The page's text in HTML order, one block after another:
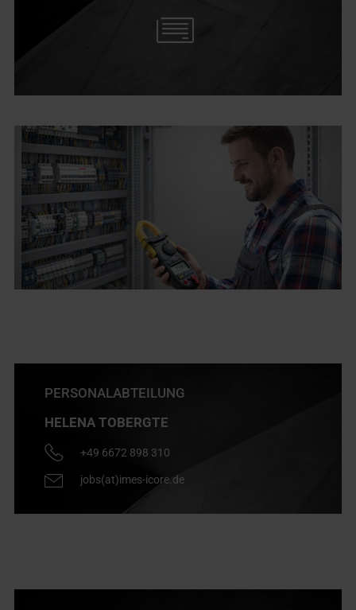
PERSONALABTEILUNG
HELENA TOBERGTE
+49 6672 898 310
jobs(at)imes-icore.de